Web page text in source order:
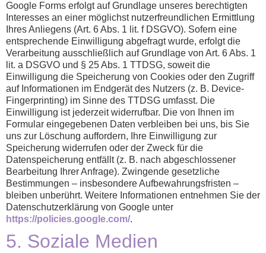
Google Forms erfolgt auf Grundlage unseres berechtigten
Interesses an einer möglichst nutzerfreundlichen Ermittlung
Ihres Anliegens (Art. 6 Abs. 1 lit. f DSGVO). Sofern eine
entsprechende Einwilligung abgefragt wurde, erfolgt die
Verarbeitung ausschließlich auf Grundlage von Art. 6 Abs. 1
lit. a DSGVO und § 25 Abs. 1 TTDSG, soweit die
Einwilligung die Speicherung von Cookies oder den Zugriff
auf Informationen im Endgerät des Nutzers (z. B. Device-
Fingerprinting) im Sinne des TTDSG umfasst. Die
Einwilligung ist jederzeit widerrufbar. Die von Ihnen im
Formular eingegebenen Daten verbleiben bei uns, bis Sie
uns zur Löschung auffordern, Ihre Einwilligung zur
Speicherung widerrufen oder der Zweck für die
Datenspeicherung entfällt (z. B. nach abgeschlossener
Bearbeitung Ihrer Anfrage). Zwingende gesetzliche
Bestimmungen – insbesondere Aufbewahrungsfristen –
bleiben unberührt. Weitere Informationen entnehmen Sie der
Datenschutzerklärung von Google unter
https://policies.google.com/.
5. Soziale Medien